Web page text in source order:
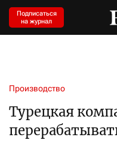
Подписаться
на журнал
Производство
Турецкая